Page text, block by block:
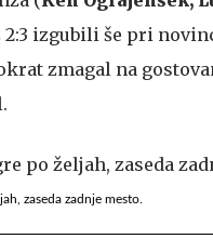
2:3 izgubili še pri
zmagal na
zaseda zadnje mesto.